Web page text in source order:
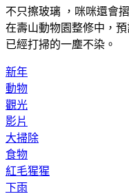
不只擦玻璃 ，咪咪還會
在壽山動物園整修中，
已經打掃的一塵不染。
新年
動物
觀光
影片
大掃除
食物
紅毛猩猩
下雨